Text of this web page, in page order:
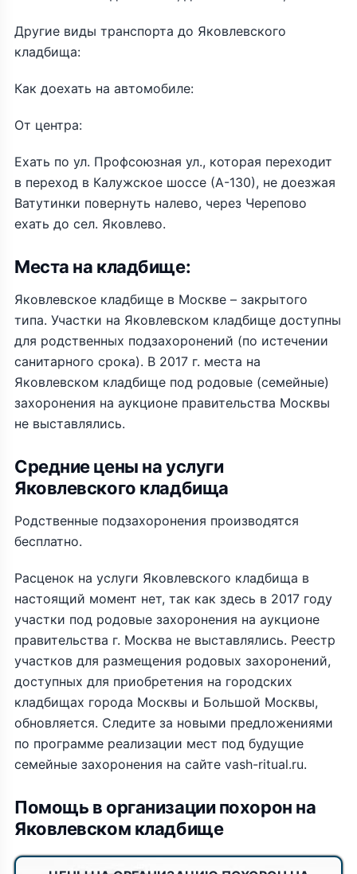
Другие виды транспорта до Яковлевского
кладбища:
Как доехать на автомобиле:
От центра:
Ехать по ул. Профсоюзная ул., которая переходит
в переход в Калужское шоссе (А-130), не доезжая
Ватутинки повернуть налево, через Черепово
ехать до сел. Яковлево.
Места на кладбище:
Яковлевское кладбище в Москве – закрытого
типа. Участки на Яковлевском кладбище доступны
для родственных подзахоронений (по истечении
санитарного срока). В 2017 г. места на
Яковлевском кладбище под родовые (семейные)
захоронения на аукционе правительства Москвы
не выставлялись.
Средние цены на услуги
Яковлевского кладбища
Родственные подзахоронения производятся
бесплатно.
Расценок на услуги Яковлевского кладбища в
настоящий момент нет, так как здесь в 2017 году
участки под родовые захоронения на аукционе
правительства г. Москва не выставлялись. Реестр
участков для размещения родовых захоронений,
доступных для приобретения на городских
кладбищах города Москвы и Большой Москвы,
обновляется. Следите за новыми предложениями
по программе реализации мест под будущие
семейные захоронения на сайте vash-ritual.ru.
Помощь в организации похорон на
Яковлевском кладбище